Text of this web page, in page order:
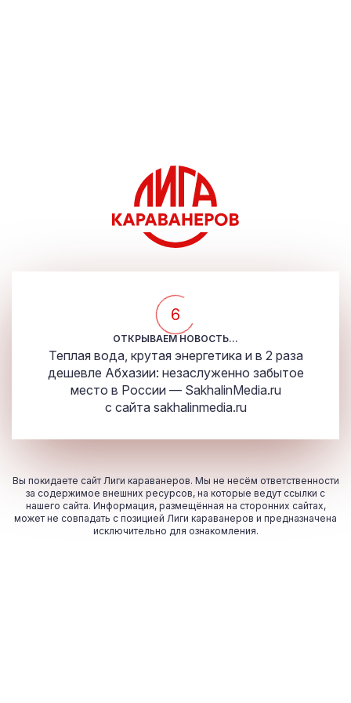
5
ОТКРЫВАЕМ НОВОСТЬ...
Теплая вода, крутая энергетика и в 2 раза
дешевле Абхазии: незаслуженно забытое
место в России — SakhalinMedia.ru
с сайта sakhalinmedia.ru
Вы покидаете сайт Лиги караванеров. Мы не несём ответственности
за содержимое внешних ресурсов, на которые ведут ссылки с
нашего сайта. Информация, размещённая на сторонних сайтах,
может не совпадать с позицией Лиги караванеров и предназначена
исключительно для ознакомления.